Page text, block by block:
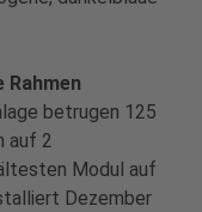
Rahmen
betrugen 125
auf 2
Modul auf
Dezember